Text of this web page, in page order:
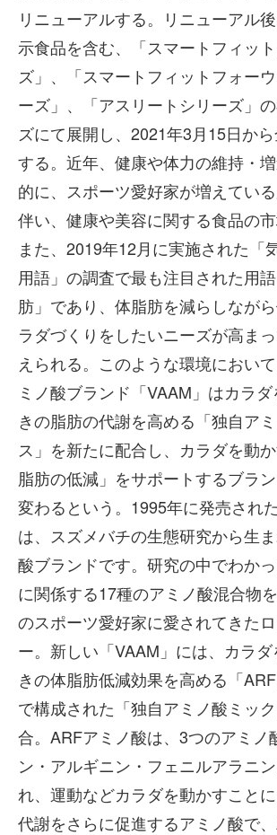
リニューアルする。リニューアル
示食品を含む、「スマートフィッ
ズ」、「スマートフィットフォー
ーズ」、「アスリートシリーズ」
ズにて展開し、2021年3月15日か
する。近年、健康や体力の維持・
的に、スポーツ愛好家が増えてい
伴い、健康や美容に関する食品の市
また、2019年12月に実施された「
用語」の調査で最も注目された用
肪」であり、体脂肪を減らしなが
ラダづくりをしたいニーズが高ま
えられる。このような環境におい
ミノ酸ブランド「VAAM」はカラダ
きの脂肪の代謝を高める「独自ア
ス」を新たに配合し、カラダを動
脂肪の低減」をサポートするブラ
変わるという。1995年に発売され
は、スズメバチの生態研究から生
酸ブランドです。研究の中でわか
に関係する17種のアミノ酸混合物
のスポーツ愛好家に愛されてきた
ー。新しい「VAAM」には、カラダ
きの体脂肪低減効果を高める「ARF
で構成された「独自アミノ酸ミッ
合。ARFアミノ酸は、3つのアミノ
ン・アルギニン・フェニルアラニ
れ、運動などカラダを動かすこと
代謝をさらに促進するアミノ酸で